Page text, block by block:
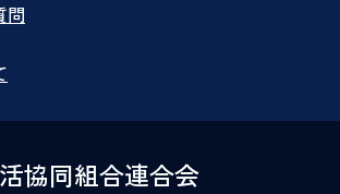
問
協同組合連合会